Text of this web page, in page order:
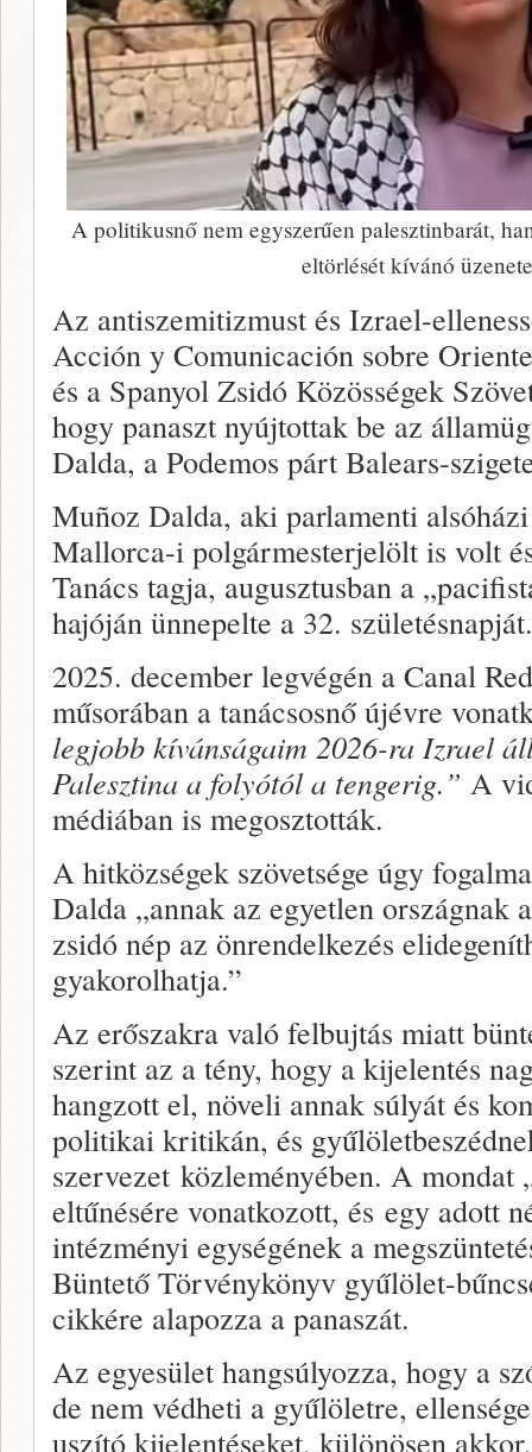
A politikusnő nem egyszerűen palesztinbarát,
eltörlését kívánó
Az antiszemitizmust és Izrael-
Acción y Comunicación sobre
és a Spanyol Zsidó Közösségek
hogy panaszt nyújtottak be az
Dalda, a Podemos párt Balears-
Muñoz Dalda, aki parlamenti
Mallorca-i polgármesterjelölt is volt
Tanács tagja, augusztusban a
hajóján ünnepelte a 32. születésnapját.
2025. december legvégén a Canal
műsorában a tanácsosnő újévre
legjobb kívánságaim 2026-ra Izrael
Palesztina a folyótól a tengerig.” A
médiában is megosztották.
A hitközségek szövetsége úgy
Dalda „annak az egyetlen országnak
zsidó nép az önrendelkezés
gyakorolhatja.”
Az erőszakra való felbujtás miatt
szerint az a tény, hogy a kijelentés
hangzott el, növeli annak súlyát és
politikai kritikán, és
szervezet közleményében. A mondat
eltűnésére vonatkozott, és egy adott
intézményi egységének a
Büntető Törvénykönyv gyűlölet-
cikkére alapozza a panaszát.
Az egyesület hangsúlyozza, hogy a
de nem védheti a gyűlöletre,
uszító kijelentéseket, különösen